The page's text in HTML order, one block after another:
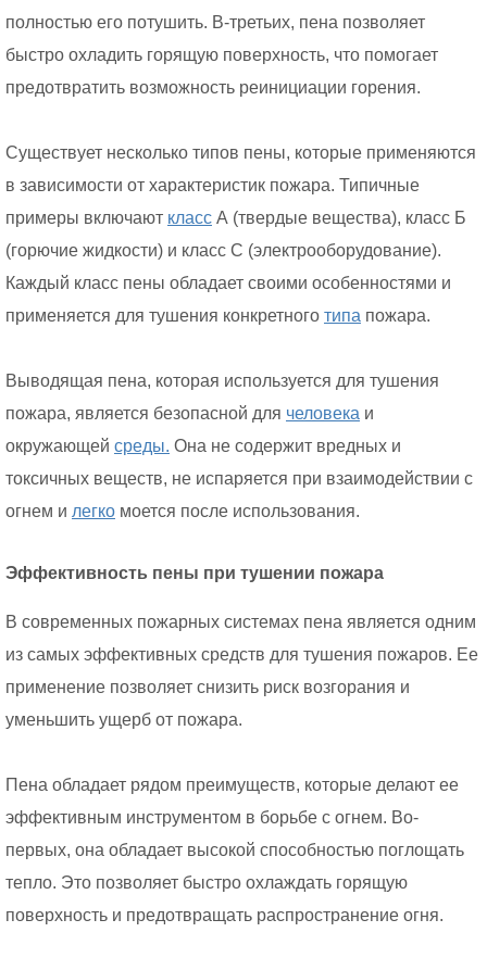
полностью его потушить. В-третьих, пена позволяет
быстро охладить горящую поверхность, что помогает
предотвратить возможность реинициации горения.
Существует несколько типов пены, которые применяются
в зависимости от характеристик пожара. Типичные
примеры включают класс А (твердые вещества), класс Б
(горючие жидкости) и класс С (электрооборудование).
Каждый класс пены обладает своими особенностями и
применяется для тушения конкретного типа пожара.
Выводящая пена, которая используется для тушения
пожара, является безопасной для человека и
окружающей среды. Она не содержит вредных и
токсичных веществ, не испаряется при взаимодействии с
огнем и легко моется после использования.
Эффективность пены при тушении пожара
В современных пожарных системах пена является одним
из самых эффективных средств для тушения пожаров. Ее
применение позволяет снизить риск возгорания и
уменьшить ущерб от пожара.
Пена обладает рядом преимуществ, которые делают ее
эффективным инструментом в борьбе с огнем. Во-
первых, она обладает высокой способностью поглощать
тепло. Это позволяет быстро охлаждать горящую
поверхность и предотвращать распространение огня.